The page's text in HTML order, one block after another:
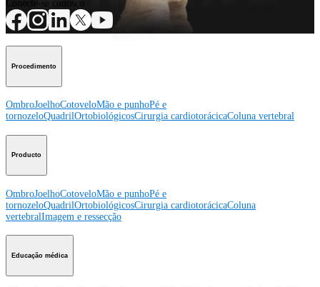
Conecte-se conosco
Procedimento
OmbroJoelhoCotoveloMão e punhoPé e
tornozeloQuadrilOrtobiológicosCirurgia cardiotorácicaColuna vertebral
Producto
OmbroJoelhoCotoveloMão e punhoPé e
tornozeloQuadrilOrtobiológicosCirurgia cardiotorácicaColuna
vertebralImagem e ressecção
Educação médica